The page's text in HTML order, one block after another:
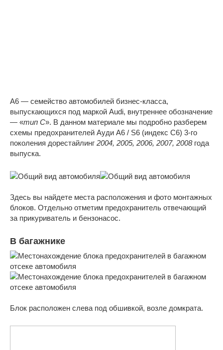
A6 — семейство автомобилей бизнес-класса,
выпускающихся под маркой Audi, внутреннее обозначение
— «тип C». В данном материале мы подробно разберем
схемы предохранителей Ауди А6 / S6 (индекс С6) 3-го
поколения дорестайлинг 2004, 2005, 2006, 2007, 2008 года
выпуска.
Здесь вы найдете места расположения и фото монтажных
блоков. Отдельно отметим предохранитель отвечающий
за прикуриватель и бензонасос.
В багажнике
Блок расположен слева под обшивкой, возле домкрата.